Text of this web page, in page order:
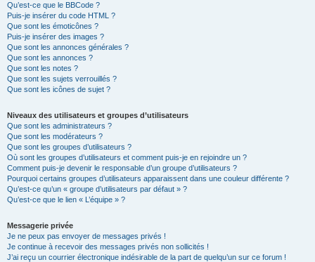
Qu’est-ce que le BBCode ?
Puis-je insérer du code HTML ?
Que sont les émoticônes ?
Puis-je insérer des images ?
Que sont les annonces générales ?
Que sont les annonces ?
Que sont les notes ?
Que sont les sujets verrouillés ?
Que sont les icônes de sujet ?
Niveaux des utilisateurs et groupes d’utilisateurs
Que sont les administrateurs ?
Que sont les modérateurs ?
Que sont les groupes d’utilisateurs ?
Où sont les groupes d’utilisateurs et comment puis-je en rejoindre un ?
Comment puis-je devenir le responsable d’un groupe d’utilisateurs ?
Pourquoi certains groupes d’utilisateurs apparaissent dans une couleur différente ?
Qu’est-ce qu’un « groupe d’utilisateurs par défaut » ?
Qu’est-ce que le lien « L’équipe » ?
Messagerie privée
Je ne peux pas envoyer de messages privés !
Je continue à recevoir des messages privés non sollicités !
J’ai reçu un courrier électronique indésirable de la part de quelqu’un sur ce forum !